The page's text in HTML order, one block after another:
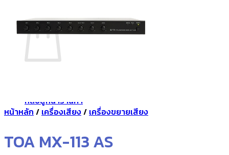
กลับสู่หน้าร้านค้า
หน้าหลัก / เครื่องเสียง/ เครื่องขยายเสียง
TOA MX-113 AS